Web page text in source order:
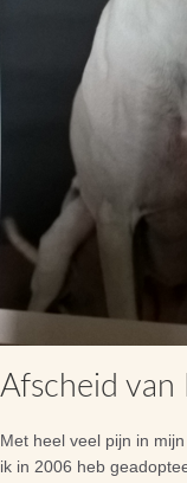
Afscheid van
Met heel veel pijn in
ik in 2006 heb